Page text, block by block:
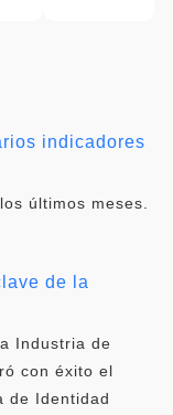
indicadores
últimos meses.
de la
Industria de
con éxito el
de Identidad